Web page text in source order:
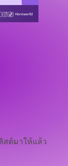
สต์มาให้แล้ว